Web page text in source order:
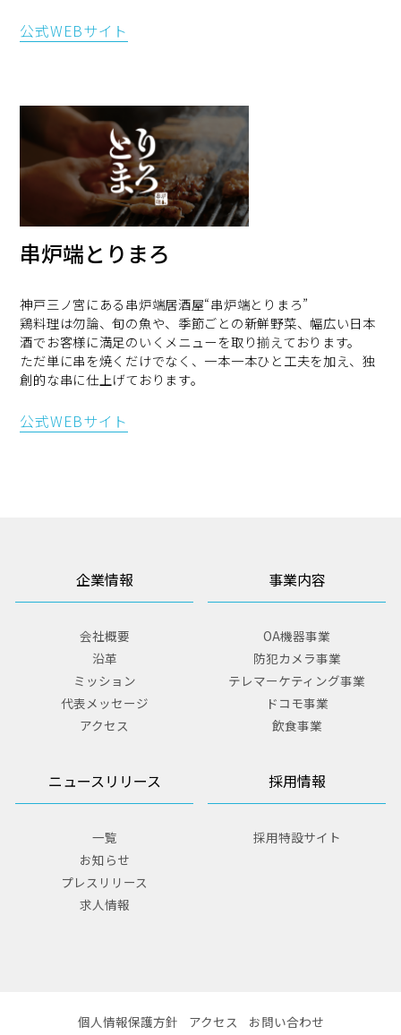
公式WEBサイト
串炉端とりまろ
神戸三ノ宮にある串炉端居酒屋“串炉端とりまろ”
鶏料理は勿論、旬の魚や、季節ごとの新鮮野菜、幅広い日本
酒でお客様に満足のいくメニューを取り揃えております。
ただ単に串を焼くだけでなく、一本一本ひと工夫を加え、独
創的な串に仕上げております。
公式WEBサイト
企業情報
会社概要
沿革
ミッション
代表メッセージ
アクセス
事業内容
OA機器事業
防犯カメラ事業
テレマーケティング事業
ドコモ事業
飲食事業
ニュースリリース
一覧
お知らせ
プレスリリース
求人情報
採用情報
採用特設サイト
個人情報保護方針 アクセス お問い合わせ